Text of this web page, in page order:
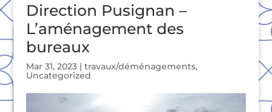
Direction Pusignan –
L’aménagement des
bureaux
Mar 31, 2023| travaux/déménagements,
Uncategorized